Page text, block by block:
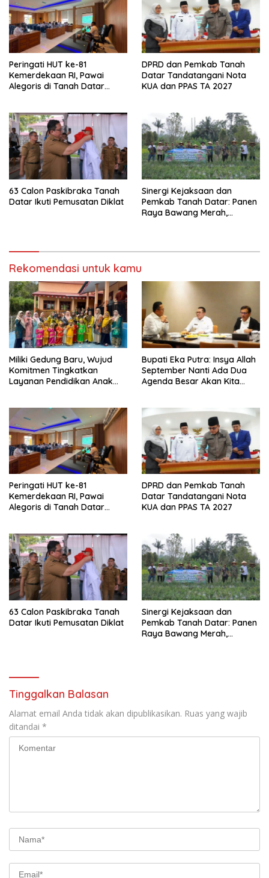
Peringati HUT ke-81
Kemerdekaan RI, Pawai
Alegoris di Tanah Datar
DPRD dan Pemkab Tanah
Datar Tandatangani Nota
KUA dan PPAS TA 2027
63 Calon Paskibraka Tanah
Datar Ikuti Pemusatan Diklat
Sinergi Kejaksaan dan
Pemkab Tanah Datar: Panen
Raya Bawang Merah,
Rekomendasi untuk kamu
Miliki Gedung Baru, Wujud
Komitmen Tingkatkan
Layanan Pendidikan Anak
Bupati Eka Putra: Insya Allah
September Nanti Ada Dua
Agenda Besar Akan Kita
Peringati HUT ke-81
Kemerdekaan RI, Pawai
Alegoris di Tanah Datar
DPRD dan Pemkab Tanah
Datar Tandatangani Nota
KUA dan PPAS TA 2027
63 Calon Paskibraka Tanah
Datar Ikuti Pemusatan Diklat
Sinergi Kejaksaan dan
Pemkab Tanah Datar: Panen
Raya Bawang Merah,
Tinggalkan Balasan
Alamat email Anda tidak akan dipublikasikan. Ruas yang wajib
ditandai *